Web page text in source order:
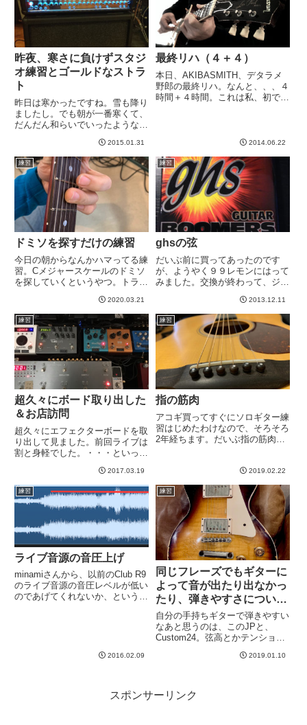
昨夜、寒さに負けずスタジ
オ練習とゴールドなストラ
ト
昨日は寒かったですね。雪も降り
ましたし。でも朝が一番寒くて、
だんだん和らいでいったような感
もったらものすごく大変なのでほ
っとしたような、でもちょっと残
念なような・・・wともあれ、事
前の大雪予報にもかかわらず、
昨...
2015.01.31
最終リハ（４＋４）
本日、AKIBASMITH、デタラメ
野郎の最終リハ。なんと、、、４
時間＋４時間。これは私、初です
ると思いますし。多分、夜はぐっ
2014.06.22
練習
ドミソを探すだけの練習
今日の朝からなんかハマってる練
習。Cメジャースケールのドミソ
を探していくというやつ。トライ
ってからスケールの練習でもあり
遊び（ルーパーに合わせて）でも
あるのですが、とにかくスケール
をやってる中で、Cメジャース
ケ...
2020.03.21
練習
ghsの弦
だいぶ前に買ってあったのです
が、ようやく９９レモンにはって
みました。交換が終わって、ジャ
イトだ。なんかアコギ的なハイの
しゃりっと感があったり、全体的
に元気で明るい感じ。生音の印象
は良いです＾＾ -----
2013.12.11
練習
超久々にボード取り出した
＆お店訪問
超久々にエフェクターボードを取
り出して見ました。前回ライブは
割と身軽でした。・・・といって
があったので感覚が崩壊していま
すが。ともあれ、「次回はこの前
みたいに楽はさせません」とマー
ラさんが言うので、次回ライブ
2017.03.19
練習
指の筋肉
アコギ買ってすぐにソロギター練
習はじめたわけなので、そろそろ
2年経ちます。だいぶ指の筋肉が
うとしても、いや、この動きは無
理！とか、こんな広がらない！と
かどうしても音が出ないとかで...
2019.02.22
練習
ライブ音源の音圧上げ
minamiさんから、以前のClub R9
のライブ音源の音圧レベルが低い
のであげてくれないか、という話
2016.02.09
練習
同じフレーズでもギターに
よって音が出たり出なかっ
たり、弾きやすさについて
雑感。
自分の手持ちギターで弾きやすい
なあと思うのは、このJPと、
Custom24。弦高とかテンション
う総合的な判断の結果、この２本
で弾いたら、何の苦労もなく...
2019.01.10
スポンサーリンク